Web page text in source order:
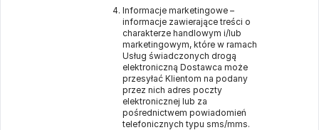
Informacje marketingowe –
informacje zawierające treści o
charakterze handlowym i/lub
marketingowym, które w ramach
Usług świadczonych drogą
elektroniczną Dostawca może
przesyłać Klientom na podany
przez nich adres poczty
elektronicznej lub za
pośrednictwem powiadomień
telefonicznych typu sms/mms.